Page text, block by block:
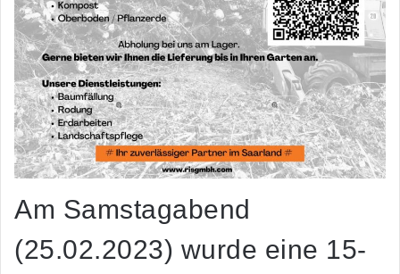
Am Samstagabend
(25.02.2023) wurde eine 15-